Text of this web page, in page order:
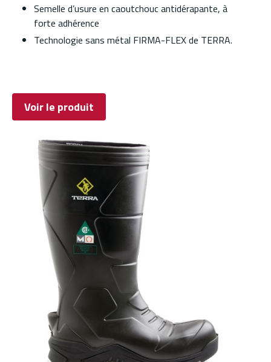
Semelle d’usure en caoutchouc antidérapante, à
forte adhérence
Technologie sans métal FIRMA-FLEX de TERRA.
Voir le produit